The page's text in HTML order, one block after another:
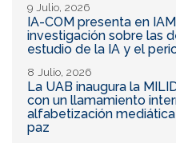
9 Julio, 2026
IA-COM presenta en
investigación sobre las
estudio de la IA y el
8 Julio, 2026
La UAB inaugura la
con un llamamiento
alfabetización
paz